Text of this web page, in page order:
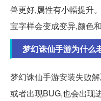
兽更好,属性有小幅提升
宝字样会变成变异,颜色
梦幻诛仙手游为什么
梦幻诛仙手游安装失败
或者出现BUG,也会出现